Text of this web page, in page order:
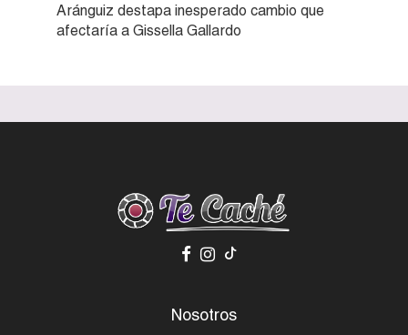
Aránguiz destapa inesperado cambio que
afectaría a Gissella Gallardo
Nosotros